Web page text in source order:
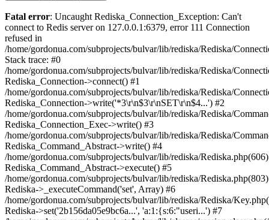
Fatal error: Uncaught Rediska_Connection_Exception: Can't
connect to Redis server on 127.0.0.1:6379, error 111 Connection
refused in
/home/gordonua.com/subprojects/bulvar/lib/rediska/Rediska/
Stack trace: #0
/home/gordonua.com/subprojects/bulvar/lib/rediska/Rediska/
Rediska_Connection->connect() #1
/home/gordonua.com/subprojects/bulvar/lib/rediska/Rediska/
Rediska_Connection->write('*3\r\n$3\r\nSET\r\n$4...') #2
/home/gordonua.com/subprojects/bulvar/lib/rediska/Rediska/
Rediska_Connection_Exec->write() #3
/home/gordonua.com/subprojects/bulvar/lib/rediska/Rediska/
Rediska_Command_Abstract->write() #4
/home/gordonua.com/subprojects/bulvar/lib/rediska/
Rediska_Command_Abstract->execute() #5
/home/gordonua.com/subprojects/bulvar/lib/rediska/
Rediska->_executeCommand('set', Array) #6
/home/gordonua.com/subprojects/bulvar/lib/rediska/Rediska/
Rediska->set('2b156da05e9bc6a...', 'a:1:{s:6:"useri...') #7